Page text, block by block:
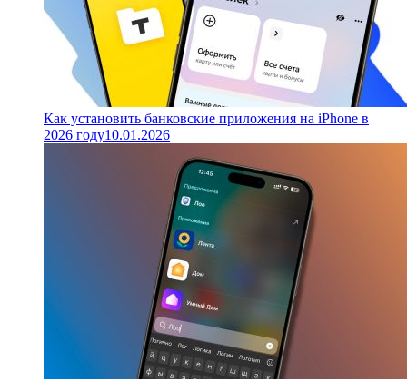
Как установить банковские приложения на iPhone в
2026 году10.01.2026